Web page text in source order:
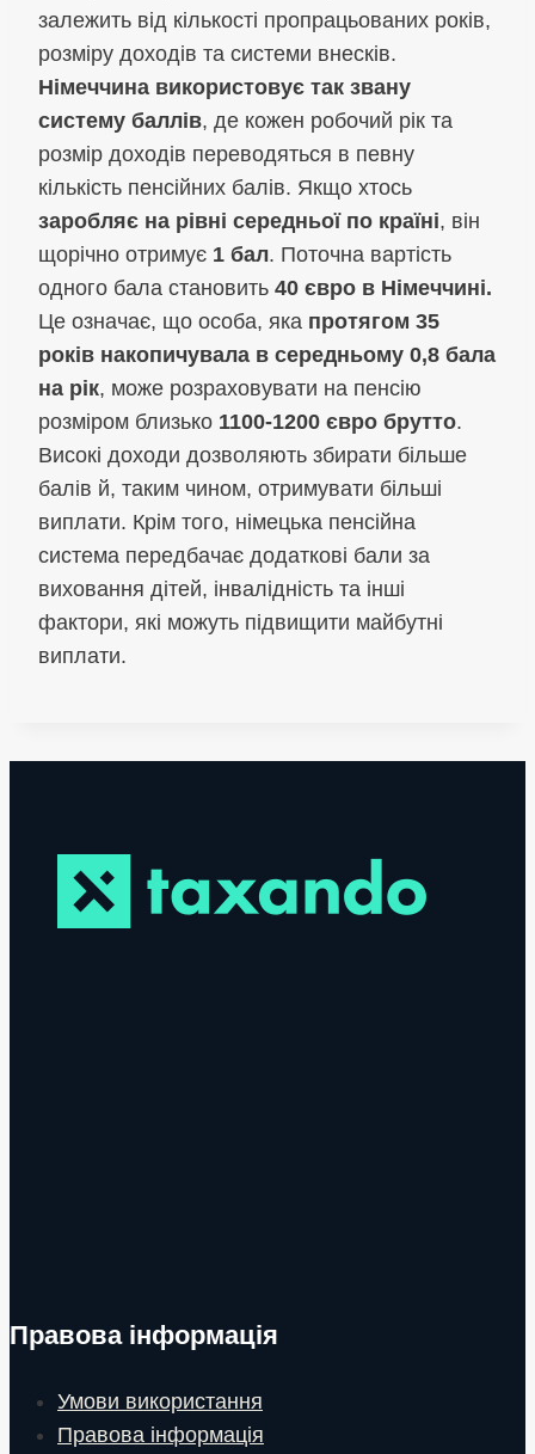
залежить від кількості пропрацьованих років,
розміру доходів та системи внесків.
Німеччина використовує так звану
систему баллів, де кожен робочий рік та
розмір доходів переводяться в певну
кількість пенсійних балів. Якщо хтось
заробляє на рівні середньої по країні, він
щорічно отримує 1 бал. Поточна вартість
одного бала становить 40 євро в Німеччині.
Це означає, що особа, яка протягом 35
років накопичувала в середньому 0,8 бала
на рік, може розраховувати на пенсію
розміром близько 1100-1200 євро брутто.
Високі доходи дозволяють збирати більше
балів й, таким чином, отримувати більші
виплати. Крім того, німецька пенсійна
система передбачає додаткові бали за
виховання дітей, інвалідність та інші
фактори, які можуть підвищити майбутні
виплати.
Правова інформація
Умови використання
Правова інформація